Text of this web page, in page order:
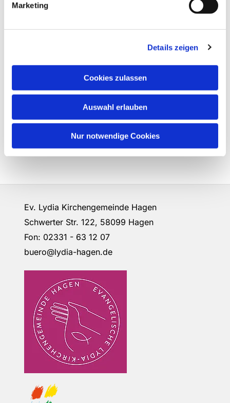
Marketing
Details zeigen
Cookies zulassen
Auswahl erlauben
Nur notwendige Cookies
Ev. Lydia Kirchengemeinde Hagen
Schwerter Str. 122, 58099 Hagen
Fon: 02331 - 63 12 07
buero@lydia-hagen.de